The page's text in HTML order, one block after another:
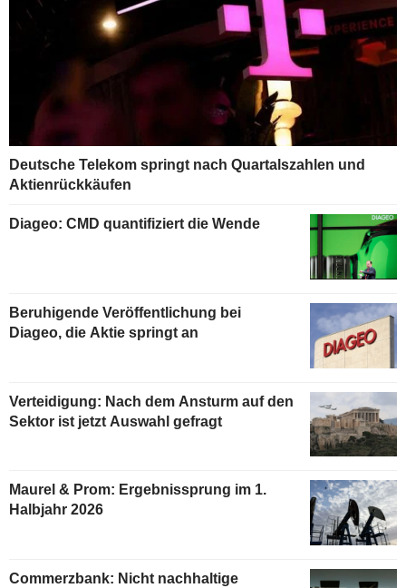
Deutsche Telekom springt nach Quartalszahlen und
Aktienrückkäufen
Diageo: CMD quantifiziert die Wende
Beruhigende Veröffentlichung bei
Diageo, die Aktie springt an
Verteidigung: Nach dem Ansturm auf den
Sektor ist jetzt Auswahl gefragt
Maurel & Prom: Ergebnissprung im 1.
Halbjahr 2026
Commerzbank: Nicht nachhaltige